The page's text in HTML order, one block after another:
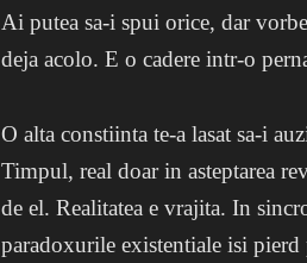
Ai putea sa-i spui orice, dar
deja acolo. E o cadere intr-o
O alta constiinta te-a lasat sa-i
Timpul, real doar in asteptarea
de el. Realitatea e vrajita. In
paradoxurile existentiale isi